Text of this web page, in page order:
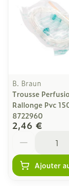
B. Braun
Trousse
Rallonge Pvc
8722960
2,46 €
Ajouter